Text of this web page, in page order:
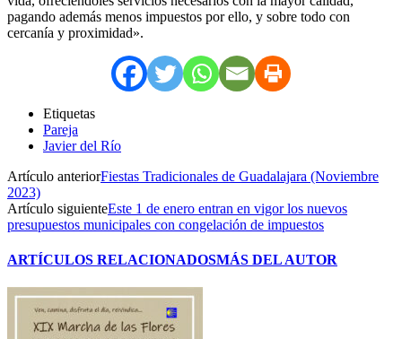
pagando además menos impuestos por ello, y sobre todo con
cercanía y proximidad».
Etiquetas
Pareja
Javier del Río
Artículo anteriorFiestas Tradicionales de Guadalajara (Noviembre
2023)
Artículo siguienteEste 1 de enero entran en vigor los nuevos
presupuestos municipales con congelación de impuestos
ARTÍCULOS RELACIONADOSMÁS DEL AUTOR